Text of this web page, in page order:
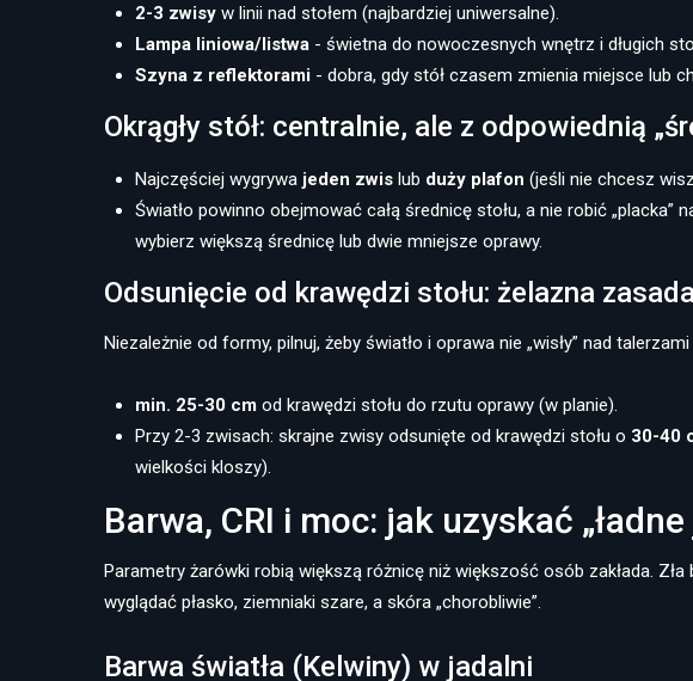
2-3 zwisy w linii nad stołem (najbardziej uniwersalne).
Lampa liniowa/listwa - świetna do nowoczesnych wnętrz i długich
Szyna z reflektorami - dobra, gdy stół czasem zmienia miejsce lub
Okrągły stół: centralnie, ale z odpowiednią
Najczęściej wygrywa jeden zwis lub duży plafon (jeśli nie chcesz
Światło powinno obejmować całą średnicę stołu, a nie robić
wybierz większą średnicę lub dwie mniejsze oprawy.
Odsunięcie od krawędzi stołu: żelazna
Niezależnie od formy, pilnuj, żeby światło i oprawa nie „wisły” nad
min. 25-30 cm od krawędzi stołu do rzutu oprawy (w planie).
Przy 2-3 zwisach: skrajne zwisy odsunięte od krawędzi stołu o 30-40
wielkości kloszy).
Barwa, CRI i moc: jak uzyskać
Parametry żarówki robią większą różnicę niż większość osób zakłada.
wyglądać płasko, ziemniaki szare, a skóra „chorobliwie”.
Barwa światła (Kelwiny) w jadalni